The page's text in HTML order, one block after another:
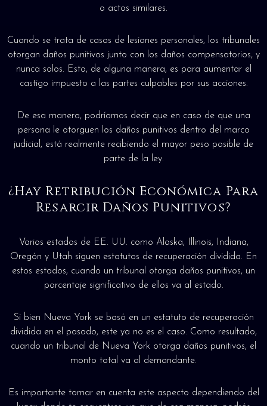
o actos similares.
Cuando se trata de casos de lesiones personales, los tribunales
otorgan daños punitivos junto con los daños compensatorios, y
nunca solos. Esto, de alguna manera, es para aumentar el
castigo impuesto a las partes culpables por sus acciones.
De esa manera, podríamos decir que en caso de que una
persona le otorguen los daños punitivos dentro del marco
judicial, está realmente recibiendo el mayor peso posible de
parte de la ley.
¿Hay Retribución Económica Para
Resarcir Daños Punitivos?
Varios estados de EE. UU. como Alaska, Illinois, Indiana,
Oregón y Utah siguen estatutos de recuperación dividida. En
estos estados, cuando un tribunal otorga daños punitivos, un
porcentaje significativo de ellos va al estado.
Si bien Nueva York se basó en un estatuto de recuperación
dividida en el pasado, este ya no es el caso. Como resultado,
cuando un tribunal de Nueva York otorga daños punitivos, el
monto total va al demandante.
Es importante tomar en cuenta este aspecto dependiendo del